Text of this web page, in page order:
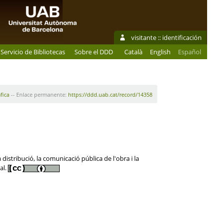
visitante :: identificación
Servicio de Bibliotecas Sobre el DDD Català English Español
-- Enlace permanente: https://ddd.uab.cat/record/14358
la comunicació pública de l'obra i la